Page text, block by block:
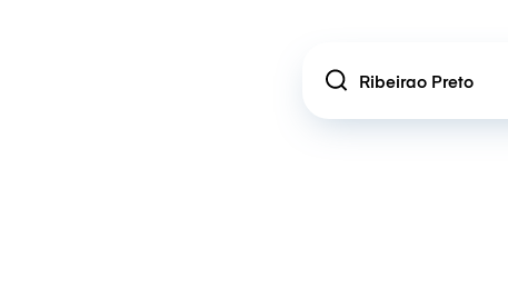
Location